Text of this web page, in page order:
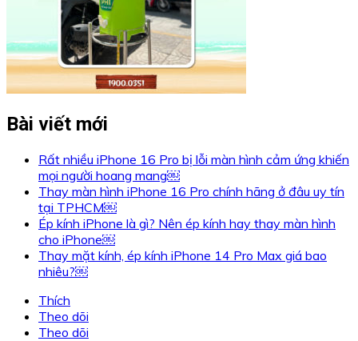
Bài viết mới
Rất nhiều iPhone 16 Pro bị lỗi màn hình cảm ứng khiến
mọi người hoang mang￼
Thay màn hình iPhone 16 Pro chính hãng ở đâu uy tín
tại TPHCM￼
Ép kính iPhone là gì? Nên ép kính hay thay màn hình
cho iPhone￼
Thay mặt kính, ép kính iPhone 14 Pro Max giá bao
nhiêu?￼
Thích
Theo dõi
Theo dõi